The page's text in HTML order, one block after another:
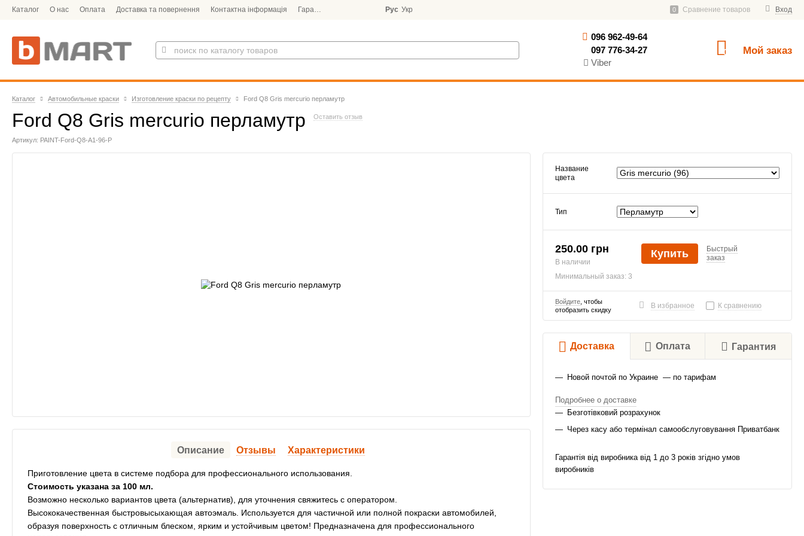
Каталог О нас Оплата Доставка та повернення Контактна інформація Гарантія Вход
0 Сравнение товаров
Рус Укр
096 962-49-64
097 776-34-27
Viber
0 Мой заказ
Каталог Автомобильные краски Изготовление краски по рецепту Ford Q8 Gris mercurio перламутр
Ford Q8 Gris mercurio перламутр Оставить отзыв
Артикул: PAINT-Ford-Q8-A1-96-P
Описание Отзывы Характеристики
Приготовление цвета в системе подбора для профессионального использования.
Стоимость указана за 100 мл.
Возможно несколько вариантов цвета (альтернатив), для уточнения свяжитесь с оператором.
Высококачественная быстровысыхающая автоэмаль. Используется для частичной или полной покраски автомобилей,
образуя поверхность с отличным блеском, ярким и устойчивым цветом! Предназначена для профессионального
Название
цвета
Тип
250.00 грн
В наличии
Минимальный заказ: 3
Купить
Быстрый
заказ
Войдите, чтобы
отобразить скидку
В избранное К сравнению
Доставка Оплата Гарантия
Новой почтой по Украине — по тарифам
Подробнее о доставке
Безготівковий розрахунок
Через касу або термінал самообслуговування Приватбанк
Гарантія від виробника від 1 до 3 років згідно умов
виробників